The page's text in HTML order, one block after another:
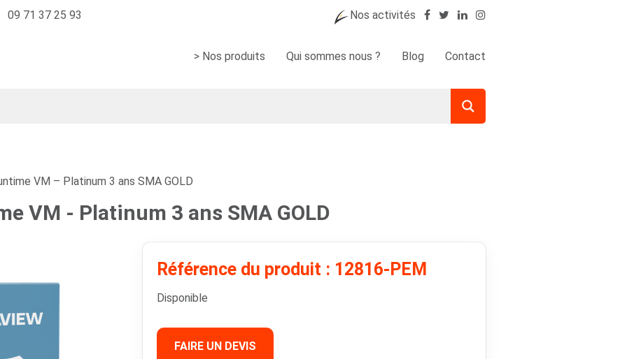
09 71 37 25 93 Nos activités
> Nos produits Qui sommes nous ? Blog Contact
VM – Platinum 3 ans SMA GOLD
VM - Platinum 3 ans SMA GOLD
Référence du produit : 12816-PEM
Disponible
FAIRE UN DEVIS